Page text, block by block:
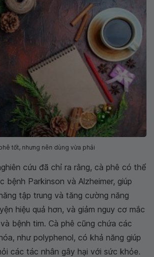
tốt, nhưng nên dùng vừa phải
cứu đã chỉ ra rằng, cà phê có thể
bệnh Parkinson và Alzheimer, giúp
tập trung và tăng cường năng
hiệu quả hơn, và giảm nguy cơ mắc
bệnh tim. Cà phê cũng chứa các
như polyphenol, có khả năng giúp
các tác nhân gây hại với sức khỏe.